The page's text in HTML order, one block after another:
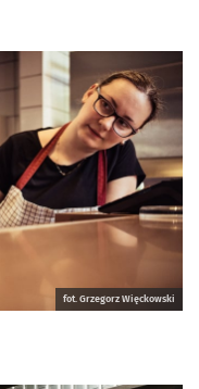
fot. Grzegorz Więckowski